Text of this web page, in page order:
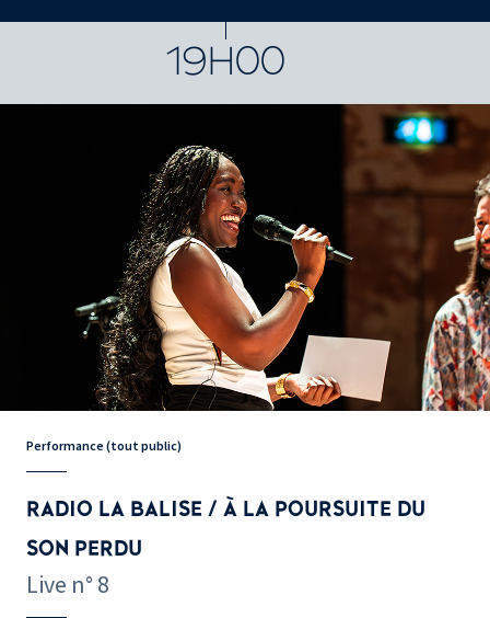
19H00
Performance (tout public)
RADIO LA BALISE / À LA POURSUITE DU
SON PERDU
Live n° 8